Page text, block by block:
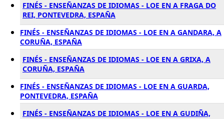
FINÉS - ENSEÑANZAS DE IDIOMAS - LOE EN A FRAGA DO
REI, PONTEVEDRA, ESPAÑA
FINÉS - ENSEÑANZAS DE IDIOMAS - LOE EN A GANDARA, A
CORUÑA, ESPAÑA
FINÉS - ENSEÑANZAS DE IDIOMAS - LOE EN A GRIXA, A
CORUÑA, ESPAÑA
FINÉS - ENSEÑANZAS DE IDIOMAS - LOE EN A GUARDA,
PONTEVEDRA, ESPAÑA
FINÉS - ENSEÑANZAS DE IDIOMAS - LOE EN A GUDIÑA,